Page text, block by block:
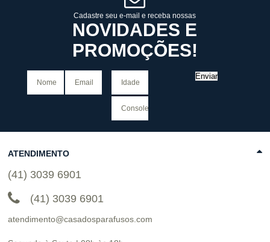
Cadastre seu e-mail e receba nossas
NOVIDADES E
PROMOÇÕES!
Enviar
ATENDIMENTO
(41) 3039 6901
(41) 3039 6901
atendimento@casadosparafusos.com